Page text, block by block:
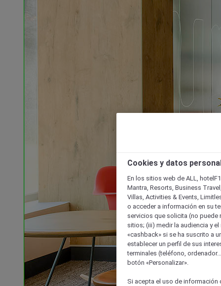
Cookies y datos
En los sitios web de ALL,
Mantra, Resorts, Business
Villas, Activities & Events,
o acceder a información en su
servicios que solicita (no puede
sitios; (iii) medir la audiencia y
«cashback» si se ha suscrito a
establecer un perfil de sus
terminales (teléfono,
botón «Personalizar».
Si acepta el uso de